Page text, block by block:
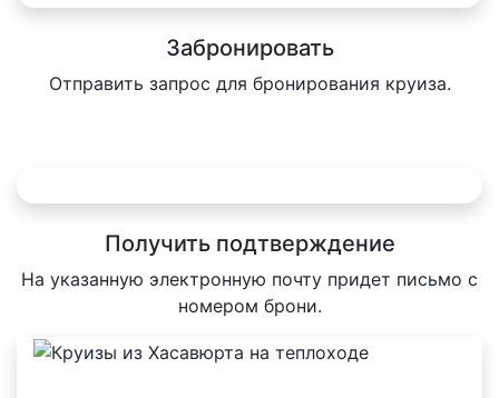
Забронировать
Отправить запрос для бронирования круиза.
Получить подтверждение
На указанную электронную почту придет письмо с
номером брони.